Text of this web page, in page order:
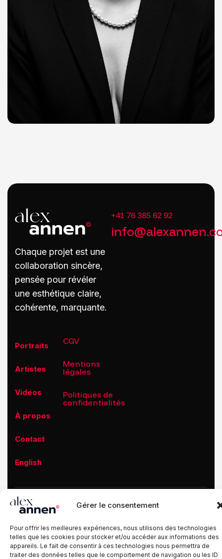
Gérer le consentement
Pour offrir les meilleures expériences, nous utilisons des technologies
telles que les cookies pour stocker et/ou accéder aux informations des
appareils. Le fait de consentir à ces technologies nous permettra de
traiter des données telles que le comportement de navigation ou les ID
Chaque projet est une
collaboration sincère,
pensée pour révéler
une esthétique claire,
cohérente, marquante.
Portraits
Artistes
Vidéos
À propos
Contact
English
CGV
Mentions
légales
Politiques de
confidentialités
+41 76 385 62 92
© 2026 |Alex Annen| Artisan de l’image |
Tous droits réservés.